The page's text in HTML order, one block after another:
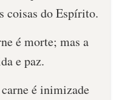
coisas do Espírito.
é morte; mas a
e paz.
é inimizade